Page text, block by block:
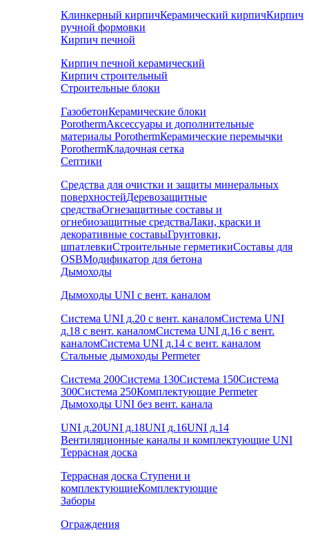
Клинкерный кирпичКерамический кирпичКирпич
ручной формовки
Кирпич печной
Кирпич печной керамический
Кирпич строительный
Строительные блоки
ГазобетонКерамические блоки
PorothermАксессуары и дополнительные
материалы PorothermКерамические перемычки
PorothermКладочная сетка
Септики
Средства для очистки и защиты минеральных
поверхностейДеревозащитные
средстваОгнезащитные составы и
огнебиозащитные средстваЛаки, краски и
декоративные составыГрунтовки,
шпатлевкиСтроительные герметикиСоставы для
OSBМодификатор для бетона
Дымоходы
Дымоходы UNI с вент. каналом
Система UNI д.20 с вент. каналомСистема UNI
д.18 с вент. каналомСистема UNI д.16 с вент.
каналомСистема UNI д.14 с вент. каналом
Стальные дымоходы Permeter
Система 200Система 130Система 150Система
300Система 250Комплектующие Permeter
Дымоходы UNI без вент. канала
UNI д.20UNI д.18UNI д.16UNI д.14
Вентиляционные каналы и комплектующие UNI
Террасная доска
Террасная доска Ступени и
комплектующиеКомплектующие
Заборы
Ограждения